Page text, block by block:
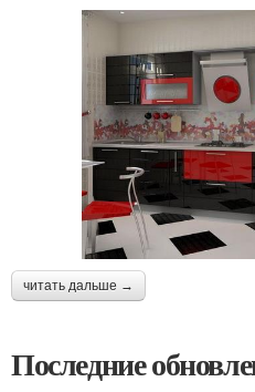
читать дальше →
Последние